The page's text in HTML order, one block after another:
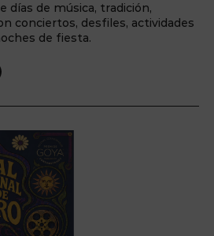
días de música, tradición,
conciertos, desfiles, actividades
de fiesta.